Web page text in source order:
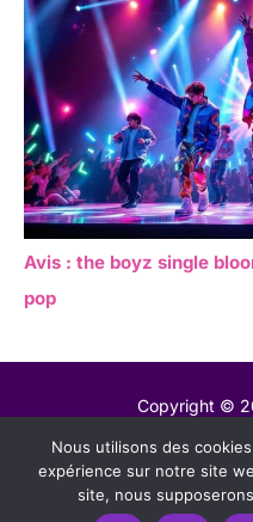
Avis : the boyz single
pop
Copyright ©
Politique
Nous utilisons des
expérience sur notre site
site, nous